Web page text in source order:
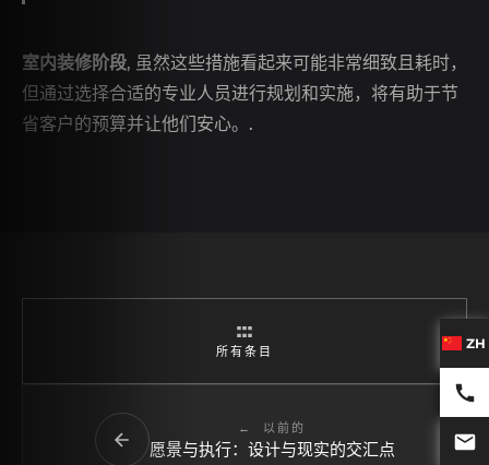
ZH
室内装修阶段, 虽然这些措施看起来可能非常细致且耗时，
但通过选择合适的专业人员进行规划和实施，将有助于节
省客户的预算并让他们安心。.
以前的
愿景与执行：设计与现实的交汇点
所有条目